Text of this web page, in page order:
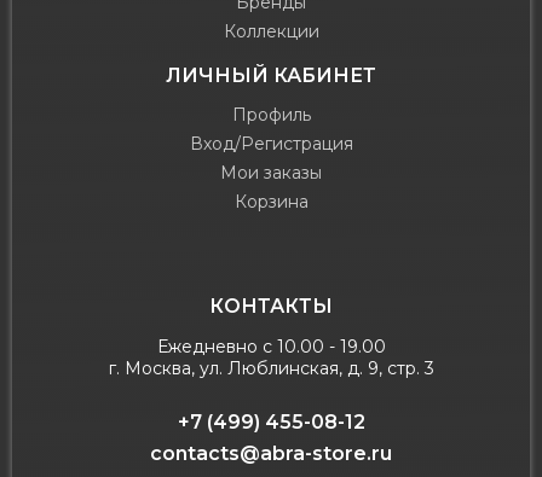
Коллекции
ЛИЧНЫЙ КАБИНЕТ
Профиль
Вход/Регистрация
Мои заказы
Корзина
КОНТАКТЫ
Ежедневно с 10.00 - 19.00
г. Москва, ул. Люблинская, д. 9, стр. 3
+7 (499) 455-08-12
contacts@abra-store.ru